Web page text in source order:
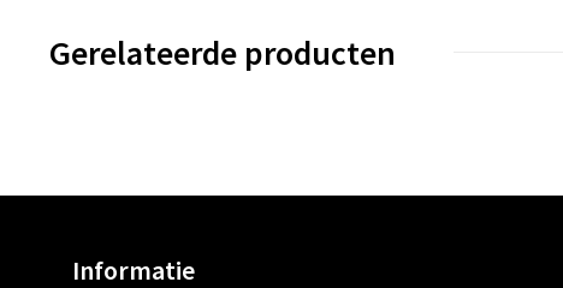
Gerelateerde producten
Informatie